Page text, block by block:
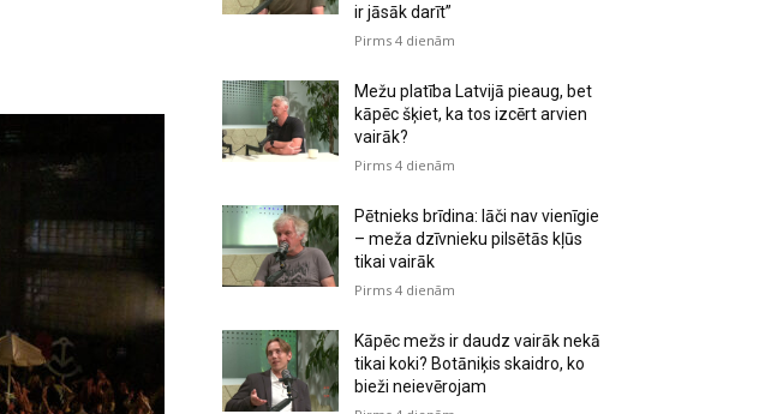
ir jāsāk darīt”
Pirms 4 dienām
Mežu platība Latvijā pieaug, bet
kāpēc šķiet, ka tos izcērt arvien
vairāk?
Pirms 4 dienām
Pētnieks brīdina: lāči nav vienīgie
– meža dzīvnieku pilsētās kļūs
tikai vairāk
Pirms 4 dienām
Kāpēc mežs ir daudz vairāk nekā
tikai koki? Botāniķis skaidro, ko
bieži neievērojam